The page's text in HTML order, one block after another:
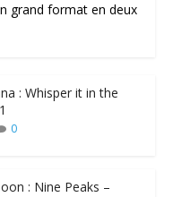
grand format en deux
: Whisper it in the
0
: Nine Peaks –